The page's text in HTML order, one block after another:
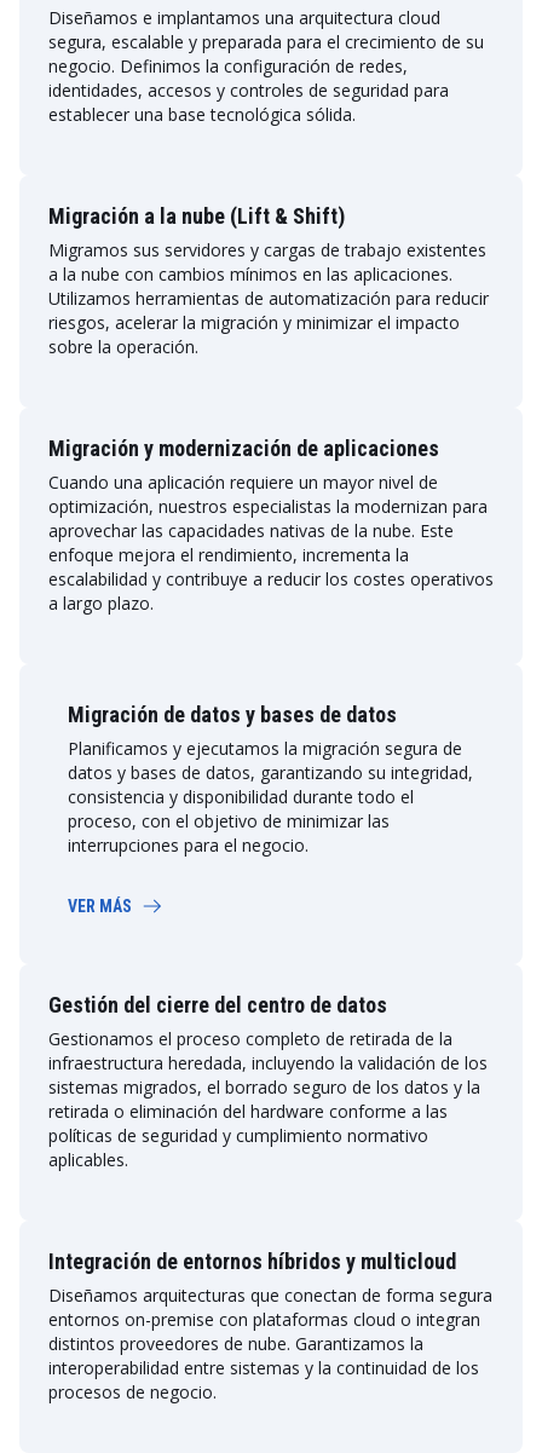
Diseñamos e implantamos una arquitectura cloud
segura, escalable y preparada para el crecimiento de su
negocio. Definimos la configuración de redes,
identidades, accesos y controles de seguridad para
establecer una base tecnológica sólida.
Migración a la nube (Lift & Shift)
Migramos sus servidores y cargas de trabajo existentes
a la nube con cambios mínimos en las aplicaciones.
Utilizamos herramientas de automatización para reducir
riesgos, acelerar la migración y minimizar el impacto
sobre la operación.
Migración y modernización de aplicaciones
Cuando una aplicación requiere un mayor nivel de
optimización, nuestros especialistas la modernizan para
aprovechar las capacidades nativas de la nube. Este
enfoque mejora el rendimiento, incrementa la
escalabilidad y contribuye a reducir los costes operativos
a largo plazo.
Migración de datos y bases de datos
Planificamos y ejecutamos la migración segura de
datos y bases de datos, garantizando su integridad,
consistencia y disponibilidad durante todo el
proceso, con el objetivo de minimizar las
interrupciones para el negocio.
VER MÁS
Gestión del cierre del centro de datos
Gestionamos el proceso completo de retirada de la
infraestructura heredada, incluyendo la validación de los
sistemas migrados, el borrado seguro de los datos y la
retirada o eliminación del hardware conforme a las
políticas de seguridad y cumplimiento normativo
aplicables.
Integración de entornos híbridos y multicloud
Diseñamos arquitecturas que conectan de forma segura
entornos on-premise con plataformas cloud o integran
distintos proveedores de nube. Garantizamos la
interoperabilidad entre sistemas y la continuidad de los
procesos de negocio.